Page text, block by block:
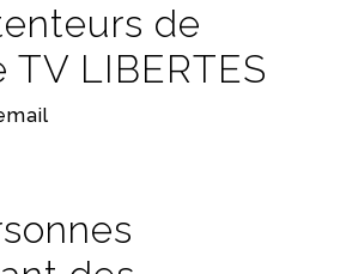
de
LIBERTES